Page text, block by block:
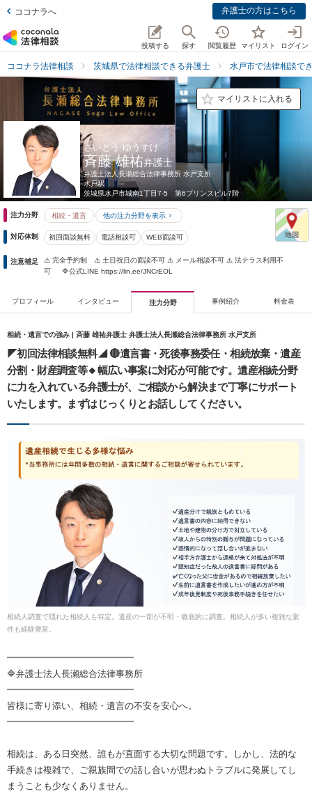
ココナラへ 弁護士の方はこちら
投稿する 探す 閲覧履歴 マイリスト ログイン
ココナラ法律相談 茨城県で法律相談できる弁護士 水戸市で法律相談で
マイリストに入れる
さいとう ゆうすけ
斉藤 雄祐弁護士
弁護士法人長瀬総合法律事務所 水戸支所
水戸駅
茨城県水戸市城南1丁目7-5 第6プリンスビル7階
注力分野 相続・遺言 他の注力分野を表示
対応体制 初回面談無料 電話相談可 WEB面談可
注意補足
⚠️ 完全予約制 ⚠️ 土日祝日の面談不可 ⚠️ メール相談不可 ⚠️ 法テラス利用不
可 🔷公式LINE https://lin.ee/JNCrEOL
プロフィール インタビュー 注力分野 事例紹介 料金表
相続・遺言での強み | 斉藤 雄祐弁護士 弁護士法人長瀬総合法律事務所 水戸支所
◤初回法律相談無料◢ 🔴遺言書・死後事務委任・相続放棄・遺産
分割・財産調査等🔸幅広い事案に対応が可能です。遺産相続分野
に力を入れている弁護士が、ご相談から解決まで丁寧にサポート
いたします。まずはじっくりとお話ししてください。
相続人調査で隠れた相続人も特定。遺産の一部が不明・徹底的に調査。相続人が多い複雑な案
件も経験豊富。
━━━━━━━━━━━━━━
🔷弁護士法人長瀬総合法律事務所
━━━━━━━━━━━━━━
皆様に寄り添い、相続・遺言の不安を安心へ。
━━━━━━━━━━━━━━
相続は、ある日突然、誰もが直面する大切な問題です。しかし、法的な
手続きは複雑で、ご親族間での話し合いが思わぬトラブルに発展してし
まうことも少なくありません。